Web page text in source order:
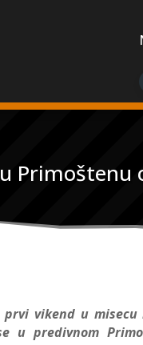
vikend u misecu
u predivnom